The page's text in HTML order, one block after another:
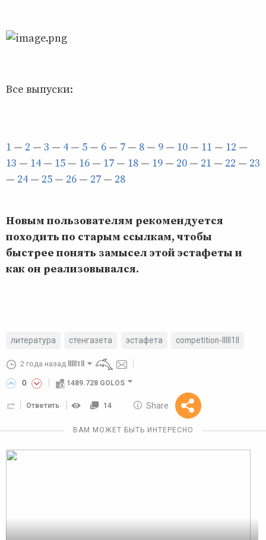
Все выпуски:
1 — 2 — 3 — 4 — 5 — 6 — 7 — 8 — 9 — 10 — 11 — 12 —
13 — 14 — 15 — 16 — 17 — 18 — 19 — 20 — 21 — 22 — 23
— 24 — 25 — 26 — 27 — 28
Новым пользователям рекомендуется
походить по старым ссылкам, чтобы
быстрее понять замысел этой эстафеты и
как он реализовывался.
литература стенгазета эстафета competition-lllll1ll
2 года назад lllll1ll
0 1489.728 GOLOS
Ответить 14 Share
Reward
10 GOLOS
ВАМ МОЖЕТ БЫТЬ ИНТЕРЕСНО